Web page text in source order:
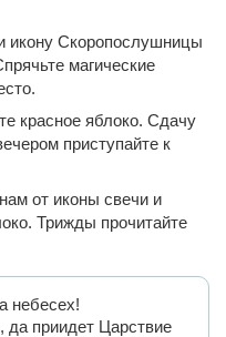
икону Скоропослушницы
магические
красное яблоко. Сдачу
приступайте к
от иконы свечи и
Трижды прочитайте
небесех!
да приидет Царствие